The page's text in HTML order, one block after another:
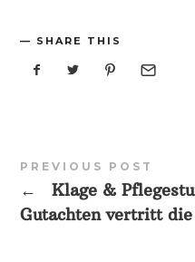
SHARE THIS
PREVIOUS POST
←
Klage &
Gutachten vertritt